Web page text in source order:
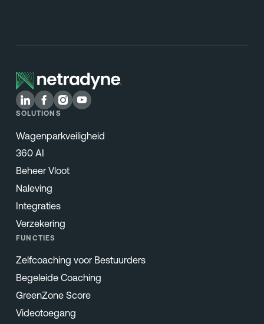
SOLUTIONS
Wagenparkveiligheid
360 AI
Beheer Vloot
Naleving
Integraties
Verzekering
FUNCTIES
Zelfcoaching voor Bestuurders
Begeleide Coaching
GreenZone Score
Videotoegang